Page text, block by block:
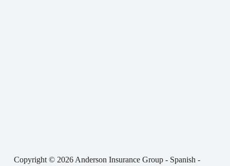
Copyright © 2026 Anderson Insurance Group - Spanish -